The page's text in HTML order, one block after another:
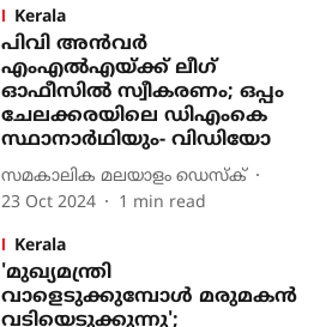
Kerala
പിവി അന്‍വര്‍
എംഎല്‍എയ്ക്ക് ലീഗ്
ഓഫീസില്‍ സ്വീകരണം; ഒപ്പം
ചേലക്കരയിലെ ഡിഎംകെ
സ്ഥാനാര്‍ഥിയും- വിഡിയോ
സമകാലിക മലയാളം ഡെസ്ക്
23 Oct 2024
1 min read
Kerala
'മുഖ്യമന്ത്രി
വാളെടുക്കുമ്പോള്‍ മരുമകന്‍
വടിയെടുക്കുന്നു';